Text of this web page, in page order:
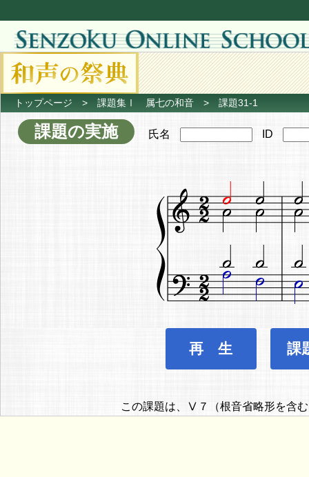
トップページ > 課題集Ⅰ 属七の和音 > 課題31-1
課題の実施 氏名 ID
再 生 課
この課題は、Ⅴ７（根音省略形を含